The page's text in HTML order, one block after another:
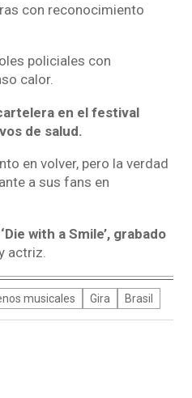
con reconocimiento
policiales con
calor.
en el festival
de salud.
en volver, pero la verdad
a sus fans en
with a Smile’, grabado
actriz.
musicales Gira Brasil